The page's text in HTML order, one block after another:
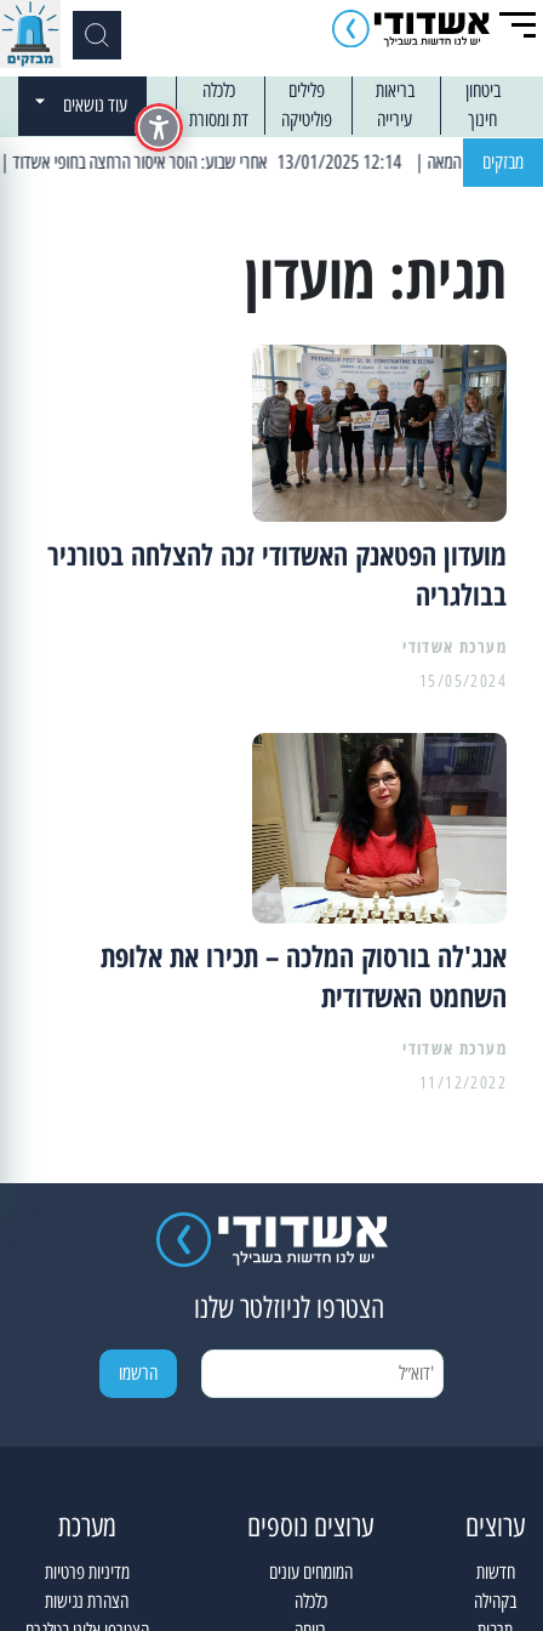
ביטחון בריאות פלילים
כלכלה
חינוך
עירייה פוליטיקה דת ומסורת
עוד נושאים
מבזקים | 12:14 13/01/2025 אחרי שבוע: הוסר איסור הרחצה בחופי אשדוד | 13:04 14/01/2025 עובדים בלילות:
תגית: מועדון
מועדון הפטאנק האשדודי זכה להצלחה בטורניר
בבולגריה
מערכת אשדודי
15/05/2024
אנג'לה בורסוק המלכה – תכירו את אלופת
השחמט האשדודית
מערכת אשדודי
11/12/2022
הצטרפו לניוזלטר שלנו
ערוצים
חדשות
בקהילה
ערוצים נוספים
המומחים עונים
כלכלה
מערכת
מדיניות פרטיות
הצהרת נגישות